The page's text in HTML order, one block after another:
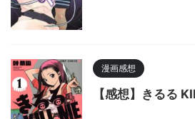
漫画感想
【感想】きるる